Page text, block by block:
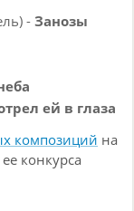
-Занозы
ей в глаза
композиций на
конкурса